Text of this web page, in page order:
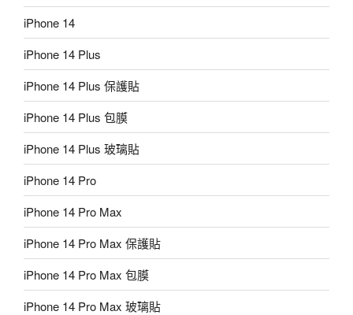
iPhone 14
iPhone 14 Plus
iPhone 14 Plus 保護貼
iPhone 14 Plus 包膜
iPhone 14 Plus 玻璃貼
iPhone 14 Pro
iPhone 14 Pro Max
iPhone 14 Pro Max 保護貼
iPhone 14 Pro Max 包膜
iPhone 14 Pro Max 玻璃貼